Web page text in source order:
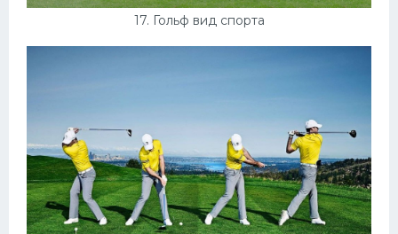
17. Гольф вид спорта